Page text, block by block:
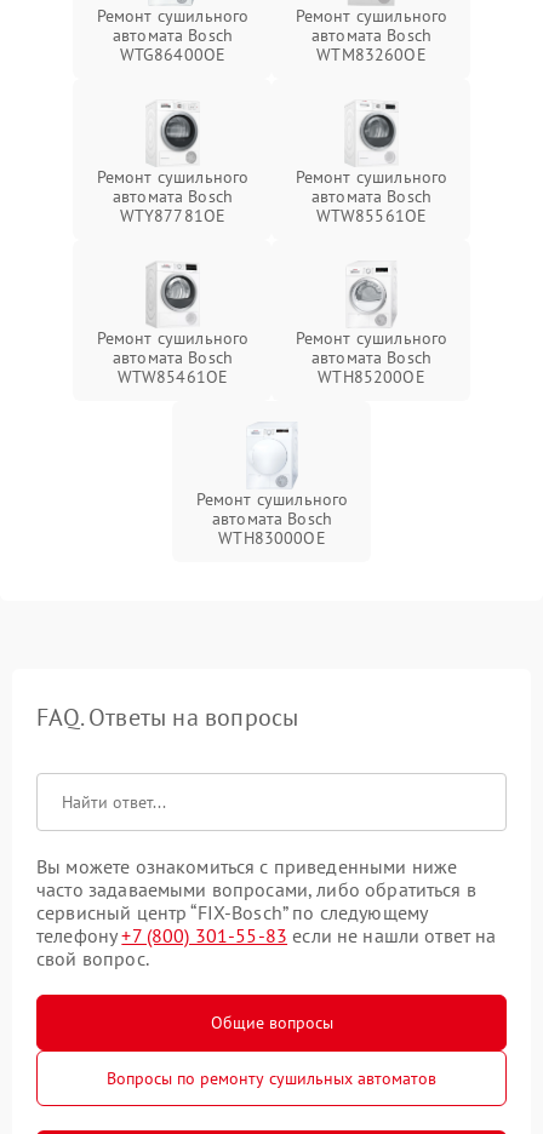
Ремонт сушильного
автомата Bosch
WTG86400OE
Ремонт сушильного
автомата Bosch
WTM83260OE
Ремонт сушильного
автомата Bosch
WTY87781OE
Ремонт сушильного
автомата Bosch
WTW85561OE
Ремонт сушильного
автомата Bosch
WTW85461OE
Ремонт сушильного
автомата Bosch
WTH85200OE
Ремонт сушильного
автомата Bosch
WTH83000OE
FAQ. Ответы на вопросы
Вы можете ознакомиться с приведенными ниже
часто задаваемыми вопросами, либо обратиться в
сервисный центр “FIX-Bosch” по следующему
телефону+7 (800) 301-55-83 если не нашли ответ на
свой вопрос.
Общие вопросы
Вопросы по ремонту сушильных автоматов